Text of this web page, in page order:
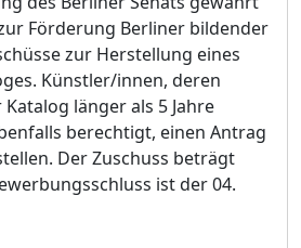
Förderung Berliner bildender
zur Herstellung eines
Künstler/innen, deren
länger als 5 Jahre
berechtigt, einen Antrag
Der Zuschuss beträgt
ist der 04.